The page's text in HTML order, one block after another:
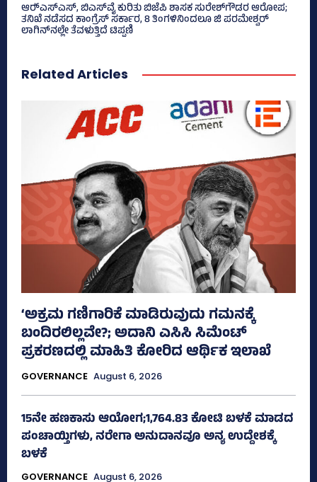
ಆರ್‍‌ಎಸ್‌ಎಸ್‌, ಬಿಎಸ್‌ವೈ ಕುರಿತು ಬಿಜೆಪಿ ಶಾಸಕ ಸುರೇಶ್‌ಗೌಡರ ಆರೋಪ;
ತನಿಖೆ ನಡೆಸದ ಕಾಂಗ್ರೆಸ್‌ ಸರ್ಕಾರ, 8 ತಿಂಗಳಿನಿಂದಲೂ ಜಿ ಪರಮೇಶ್ವರ್
ಲಾಗಿನ್‌ನಲ್ಲೇ ತೆವಳುತ್ತಿದೆ ಟಿಪ್ಪಣಿ
Related Articles
‘ಅಕ್ರಮ ಗಣಿಗಾರಿಕೆ ಮಾಡಿರುವುದು ಗಮನಕ್ಕೆ
ಬಂದಿರಲಿಲ್ಲವೇ?; ಅದಾನಿ ಎಸಿಸಿ ಸಿಮೆಂಟ್
ಪ್ರಕರಣದಲ್ಲಿ ಮಾಹಿತಿ ಕೋರಿದ ಆರ್ಥಿಕ ಇಲಾಖೆ
GOVERNANCE August 6, 2026
15ನೇ ಹಣಕಾಸು ಆಯೋಗ;1,764.83 ಕೋಟಿ ಬಳಕೆ ಮಾಡದ
ಪಂಚಾಯ್ತಿಗಳು, ನರೇಗಾ ಅನುದಾನವೂ ಅನ್ಯ ಉದ್ದೇಶಕ್ಕೆ
ಬಳಕೆ
GOVERNANCE August 6, 2026